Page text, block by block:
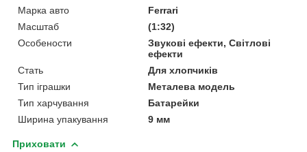
Марка авто
Ferrari
Масштаб
(1:32)
Особености
Звукові ефекти, Світлові
ефекти
Стать
Для хлопчиків
Тип іграшки
Металева модель
Тип харчування
Батарейки
Ширина упакування
9 мм
Приховати